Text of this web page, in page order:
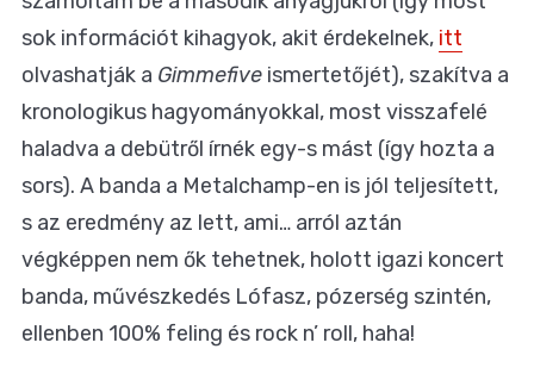
sok információt kihagyok, akit érdekelnek, itt
olvashatják a Gimmefive ismertetőjét), szakítva a
kronologikus hagyományokkal, most visszafelé
haladva a debütről írnék egy-s mást (így hozta a
sors). A banda a Metalchamp-en is jól teljesített,
s az eredmény az lett, ami… arról aztán
végképpen nem ők tehetnek, holott igazi koncert
banda, művészkedés Lófasz, pózerség szintén,
ellenben 100% feling és rock n’ roll, haha!